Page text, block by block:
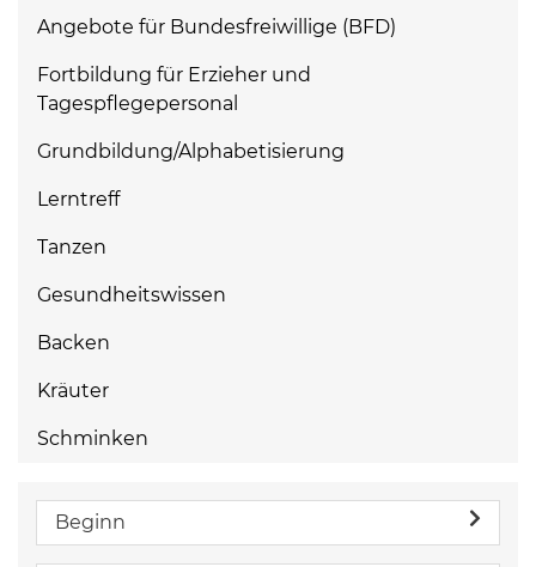
Angebote für Bundesfreiwillige (BFD)
Fortbildung für Erzieher und
Tagespflegepersonal
Grundbildung/Alphabetisierung
Lerntreff
Tanzen
Gesundheitswissen
Backen
Kräuter
Schminken
Beginn